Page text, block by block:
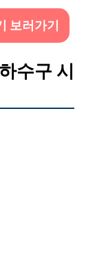
보러가기
수구 시